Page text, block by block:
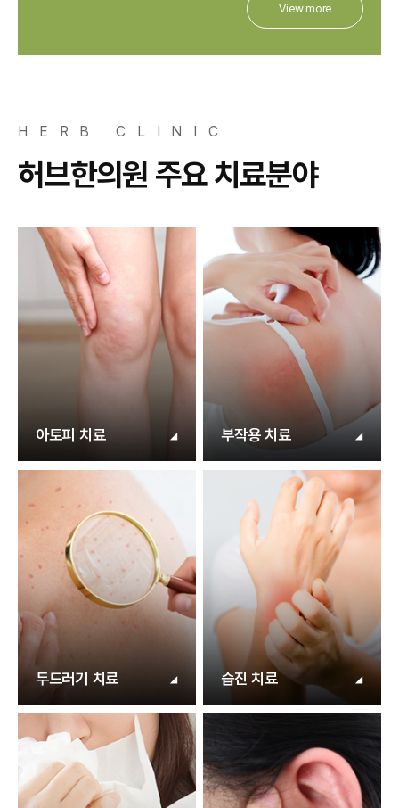
View more
HERB CLINIC
허브한의원 주요 치료분야
아토피 치료 부작용 치료
두드러기 치료 습진 치료